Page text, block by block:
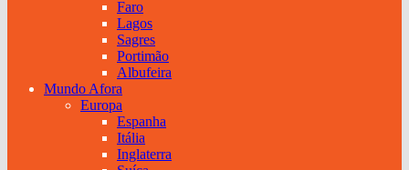
Faro
Lagos
Sagres
Portimão
Albufeira
Mundo Afora
Europa
Espanha
Itália
Inglaterra